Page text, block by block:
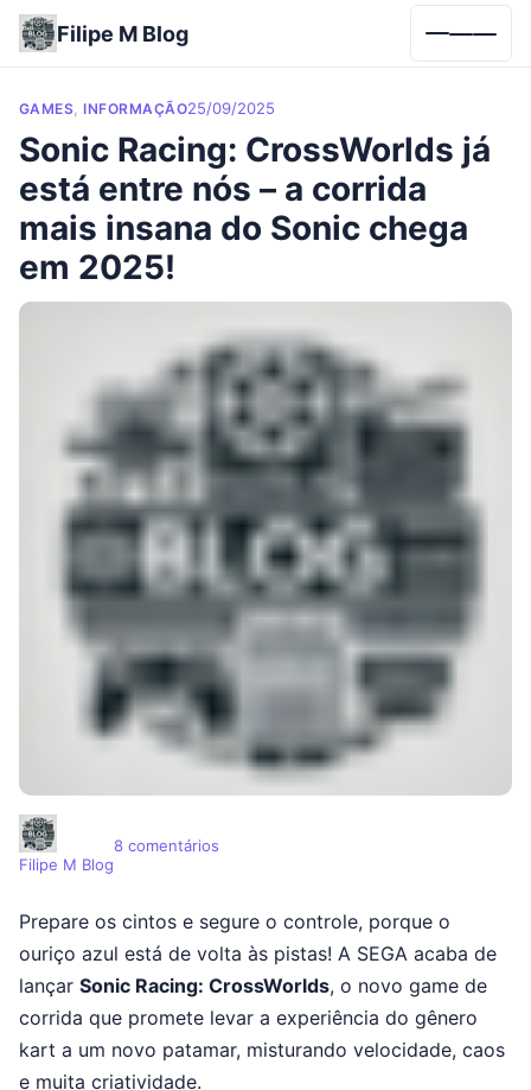
Filipe M Blog Menu
Categories
GAMES INFORMAÇÃOPosted on
25/09/2025
Sonic Racing: CrossWorlds já
está entre nós – a corrida
mais insana do Sonic chega
em 2025!
Filipe M Blog
8 comentários
Prepare os cintos e segure o controle, porque o
ouriço azul está de volta às pistas! A SEGA acaba de
lançar Sonic Racing: CrossWorlds, o novo game de
corrida que promete levar a experiência do gênero
kart a um novo patamar, misturando velocidade, caos
e muita criatividade.